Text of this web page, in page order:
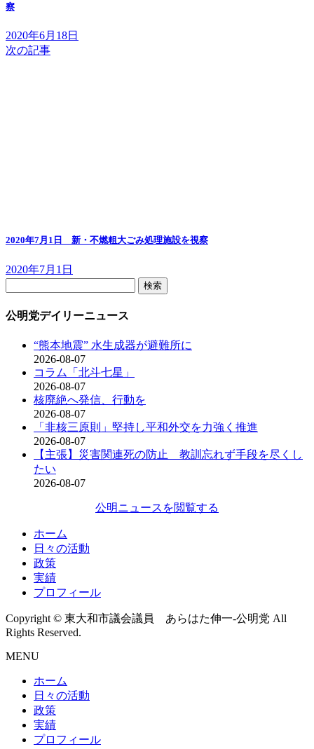
察
2020年6月18日
次の記事
2020年7月1日 新・不燃粗大ごみ処理施設を視察
2020年7月1日
公明党デイリーニュース
“熊本地震” 水生成器が避難所に
2026-08-07
コラム「北斗七星」
2026-08-07
核廃絶へ発信、行動を
2026-08-07
「非核三原則」堅持し平和外交を力強く推進
2026-08-07
【主張】災害関連死の防止 教訓忘れず手段を尽くし
たい
2026-08-07
公明ニュースを閲覧する
ホーム
日々の活動
政策
実績
プロフィール
Copyright © 東大和市議会議員 あらはた伸一-公明党 All
Rights Reserved.
MENU
ホーム
日々の活動
政策
実績
プロフィール